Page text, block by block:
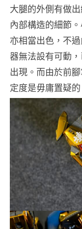
大腿的外側有做
內部構造的細節
亦相當出色，不
器無法設有可動
出現。而由於前
定度是毋庸置疑的